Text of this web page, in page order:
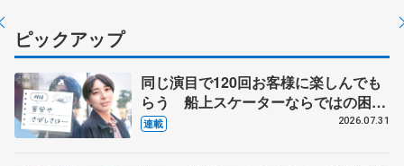
ピックアップ
同じ演目で120回お客様に楽しんでも
らう 船上スケーターならではの困難
とは 影響あったPIW前キャプテン松
連載 2026.07.31